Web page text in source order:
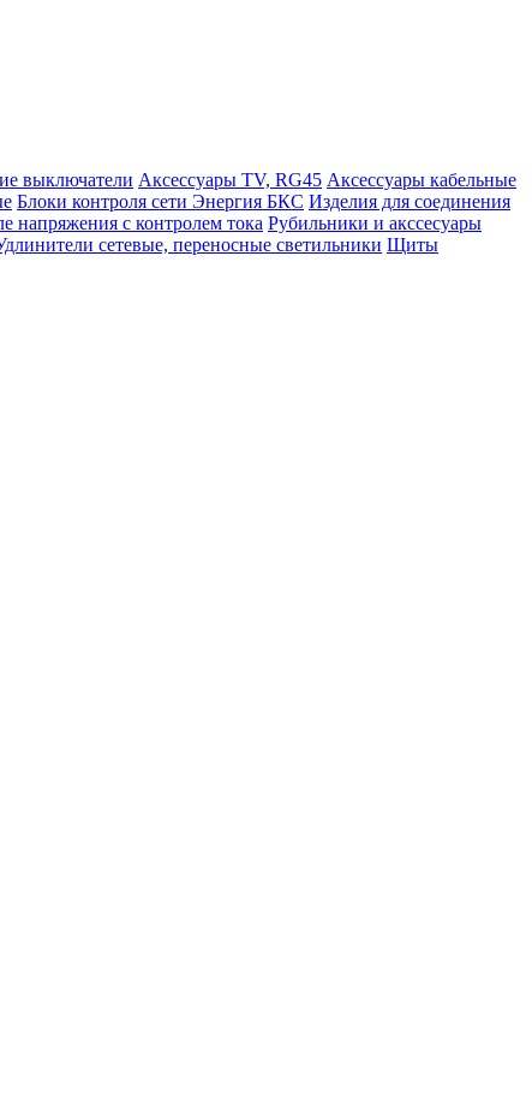
выключатели Аксессуары TV, RG45 Аксессуары кабельные
Блоки контроля сети Энергия БКС Изделия для соединения
напряжения с контролем тока Рубильники и акссесуары
сетевые, переносные светильники Щиты